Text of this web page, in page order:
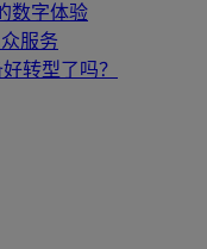
数字体验
服务
转型了吗？